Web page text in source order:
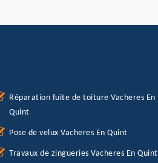
Réparation fuite de toiture Vacheres En
Quint
Pose de velux Vacheres En Quint
Travaux de zingueries Vacheres En Quint